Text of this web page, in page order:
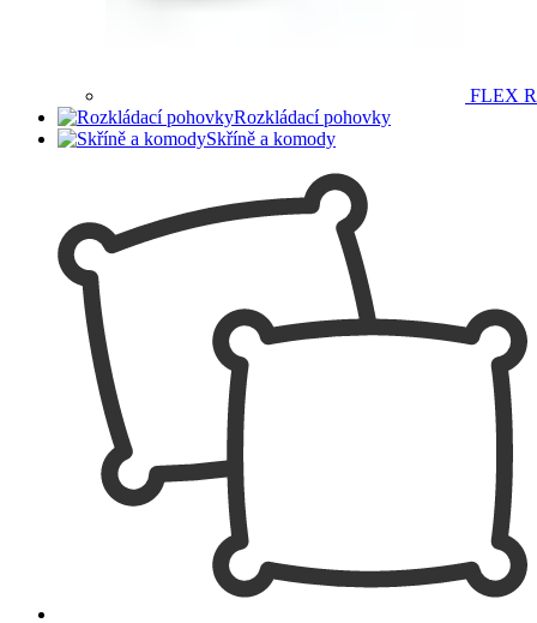
FLEX
Rozkládací pohovky
Skříně a komody